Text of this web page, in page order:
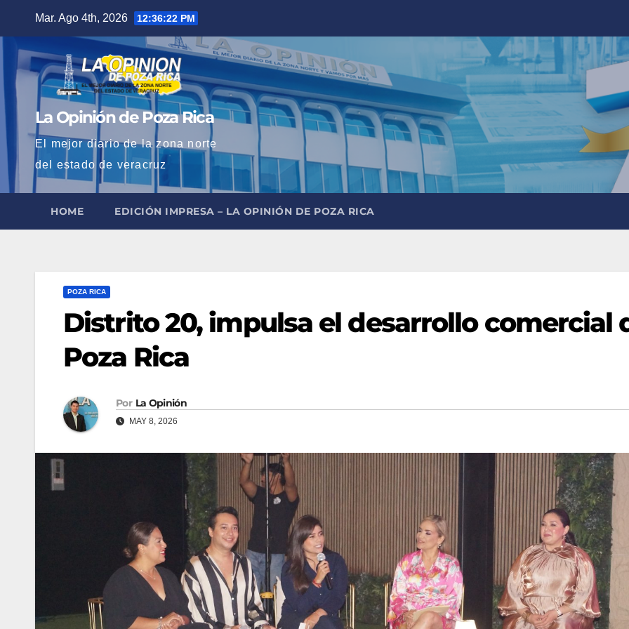
contenido
Mar. Ago 4th, 2026 12:36:23 PM
La Opinión de Poza Rica
El mejor diario de la zona norte
del estado de veracruz
HOME EDICIÓN IMPRESA – LA OPINIÓN DE POZA RICA
POZA RICA
Distrito 20, impulsa el desarrollo comercial
Poza Rica
Por La Opinión
MAY 8, 2026